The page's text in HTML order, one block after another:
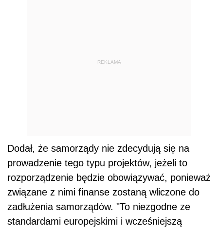
REKLAMA
Dodał, że samorządy nie zdecydują się na
prowadzenie tego typu projektów, jeżeli to
rozporządzenie będzie obowiązywać, ponieważ
związane z nimi finanse zostaną wliczone do
zadłużenia samorządów. "To niezgodne ze
standardami europejskimi i wcześniejszą